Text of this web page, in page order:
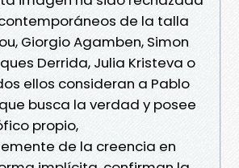
de la talla
Giorgio Agamben, Simon
Derrida, Julia Kristeva o
ellos consideran a Pablo
busca la verdad y posee
propio,
de la creencia en